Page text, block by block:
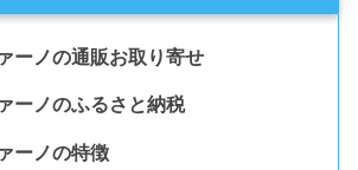
ーノの通販お取り寄せ
ーノのふるさと納税
ーノの特徴